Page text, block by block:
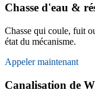
Chasse d'eau &
Chasse qui coule, fuit
état du mécanisme.
Appeler maintenant
Canalisation de